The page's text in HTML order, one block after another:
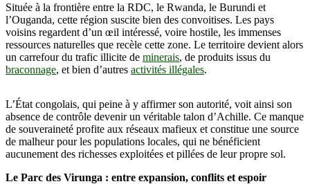
Située à la frontière entre la RDC, le Rwanda, le Burundi et
l’Ouganda, cette région suscite bien des convoitises. Les pays
voisins regardent d’un œil intéressé, voire hostile, les immenses
ressources naturelles que recèle cette zone. Le territoire devient alors
un carrefour du trafic illicite de minerais, de produits issus du
braconnage, et bien d’autres activités illégales.
L’État congolais, qui peine à y affirmer son autorité, voit ainsi son
absence de contrôle devenir un véritable talon d’Achille. Ce manque
de souveraineté profite aux réseaux mafieux et constitue une source
de malheur pour les populations locales, qui ne bénéficient
aucunement des richesses exploitées et pillées de leur propre sol.
Le Parc des Virunga : entre expansion, conflits et espoir